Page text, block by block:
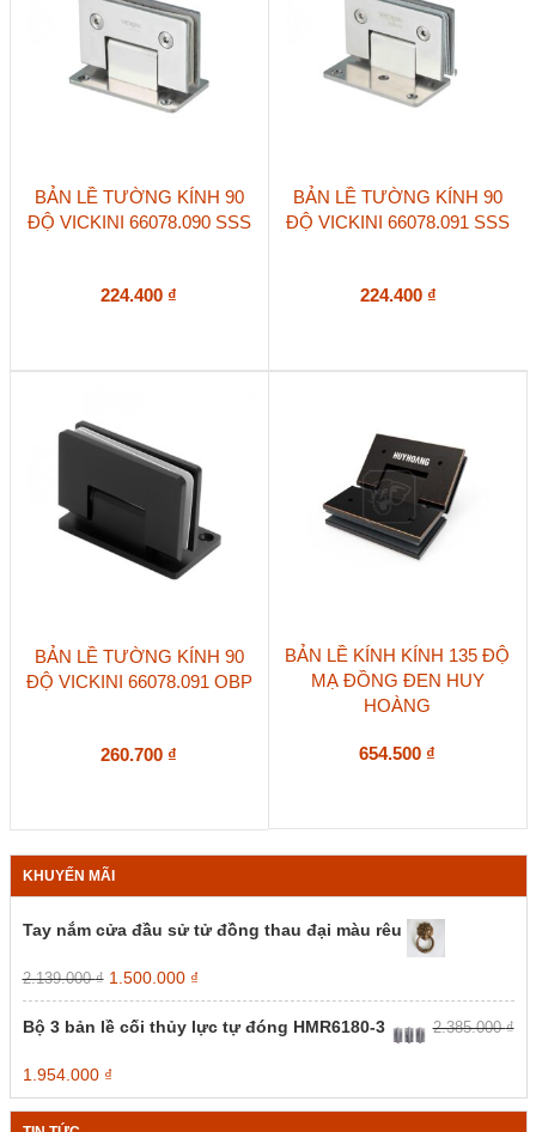
BẢN LỀ TƯỜNG KÍNH 90
ĐỘ VICKINI 66078.090 SSS
224.400 ₫
BẢN LỀ TƯỜNG KÍNH 90
ĐỘ VICKINI 66078.091 SSS
224.400 ₫
BẢN LỀ TƯỜNG KÍNH 90
ĐỘ VICKINI 66078.091 OBP
260.700 ₫
BẢN LỀ KÍNH KÍNH 135 ĐỘ
MẠ ĐỒNG ĐEN HUY
HOÀNG
654.500 ₫
KHUYẾN MÃI
Tay nắm cửa đầu sử tử đồng thau đại màu rêu
2.139.000₫ Giá
gốc
là:
2.139.000 ₫.
1.500.000 ₫Giá
hiện
tại
là:
Bộ 3 bản lề cối thủy lực tự đóng HMR6180-3 2.385.000₫
Giá
gốc
là:
1.954.000 ₫Giá
hiện
tại